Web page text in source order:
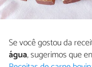
Se você gostou da
água, sugerimos que